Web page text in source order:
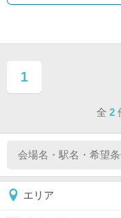
1
ページ目
全 2
エリア